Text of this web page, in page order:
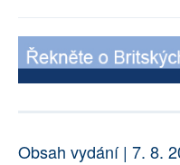
Obsah vydání | 7. 8.